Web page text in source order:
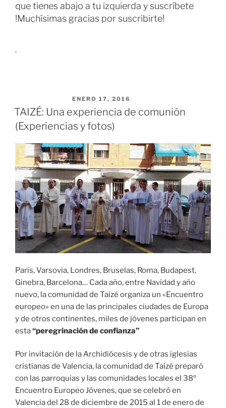
que tienes abajo a tu izquierda y suscríbete
!Muchísimas gracias por suscribirte!
.
ENERO 17, 2016
TAIZÉ: Una experiencia de comunión
(Experiencias y fotos)
París, Varsovia, Londres, Bruselas, Roma, Budapest,
Ginebra, Barcelona… Cada año, entre Navidad y año
nuevo, la comunidad de Taizé organiza un «Encuentro
europeo» en una de las principales ciudades de Europa
y de otros continentes, miles de jóvenes participan en
esta“peregrinación de confianza”
Por invitación de la Archidiócesis y de otras iglesias
cristianas de Valencia, la comunidad de Taizé preparó
con las parroquias y las comunidades locales el 38º
Encuentro Europeo Jóvenes, que se celebró en
Valencia del 28 de diciembre de 2015 al 1 de enero de